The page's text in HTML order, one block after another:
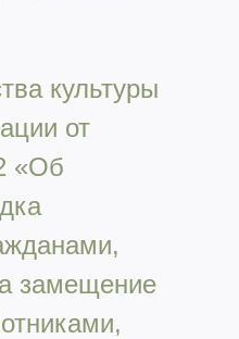
культуры
от
«Об
замещение